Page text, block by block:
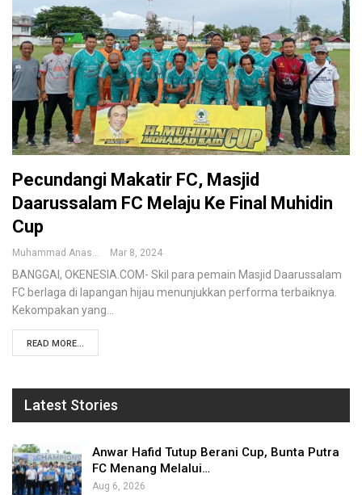
Pecundangi Makatir FC, Masjid
Daarussalam FC Melaju Ke Final Muhidin
Cup
Muhammad Anas Mar 8, 2024
BANGGAI, OKENESIA.COM- Skil para pemain Masjid Daarussalam
FC berlaga di lapangan hijau menunjukkan performa terbaiknya.
Kekompakan yang…
READ MORE...
Latest Stories
Anwar Hafid Tutup Berani Cup, Bunta Putra
FC Menang Melalui…
Aug 6, 2026